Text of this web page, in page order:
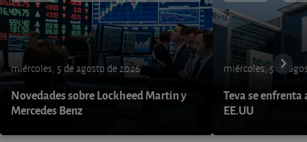
miércoles, 5 de agosto de 2026
Novedades sobre Lockheed Martin y
Mercedes Benz
miércoles, 5 de
Teva se enfrenta
EE.UU